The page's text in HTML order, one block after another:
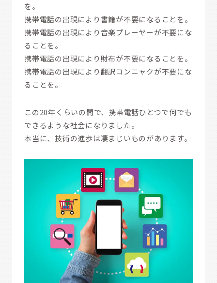
を。
携帯電話の出現により書籍が不要になることを。
携帯電話の出現により音楽プレーヤーが不要にな
ることを。
携帯電話の出現により財布が不要になることを。
携帯電話の出現により翻訳コンニャクが不要にな
ることを。
この20年くらいの間で、携帯電話ひとつで何でも
できるような社会になりました。
本当に、技術の進歩は凄まじいものがあります。